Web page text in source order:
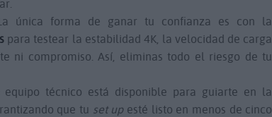
única forma de ganar tu confianza es con la
para testear la estabilidad 4K, la velocidad de carga
ni compromiso. Así, eliminas todo el riesgo de tu
equipo técnico está disponible para guiarte en la
que tu set up esté listo en menos de cinco